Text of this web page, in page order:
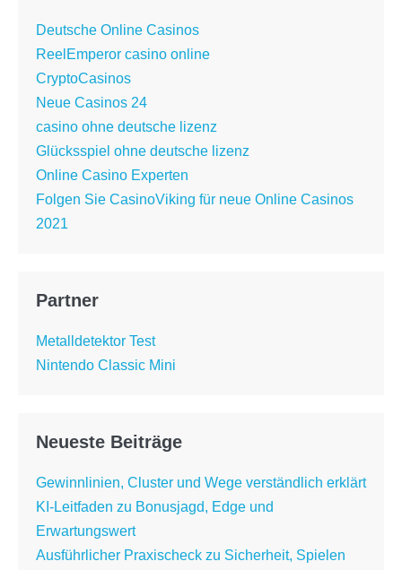
Deutsche Online Casinos
ReelEmperor casino online
CryptoCasinos
Neue Casinos 24
casino ohne deutsche lizenz
Glücksspiel ohne deutsche lizenz
Online Casino Experten
Folgen Sie CasinoViking für neue Online Casinos
2021
Partner
Metalldetektor Test
Nintendo Classic Mini
Neueste Beiträge
Gewinnlinien, Cluster und Wege verständlich erklärt
KI-Leitfaden zu Bonusjagd, Edge und
Erwartungswert
Ausführlicher Praxischeck zu Sicherheit, Spielen